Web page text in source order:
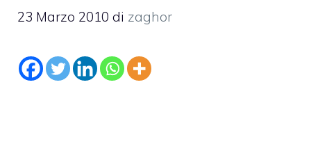
23 Marzo 2010 di zaghor